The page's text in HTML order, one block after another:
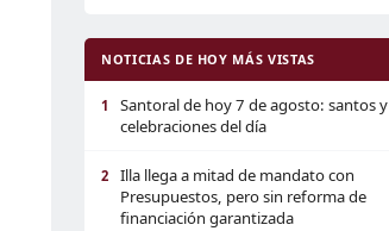
NOTICIAS DE HOY MÁS VISTAS
1
Santoral de hoy 7 de agosto: santos y
celebraciones del día
2
Illa llega a mitad de mandato con
Presupuestos, pero sin reforma de
financiación garantizada